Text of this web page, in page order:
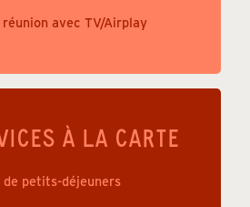
réunion avec TV/Airplay
À LA CARTE
petits-déjeuners